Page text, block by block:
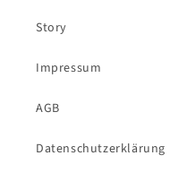
Story
Impressum
AGB
Datenschutzerklärung